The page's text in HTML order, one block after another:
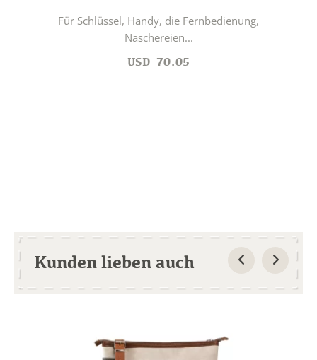
Für Schlüssel, Handy, die Fernbedienung,
Naschereien...
USD 70.05
Kunden lieben auch